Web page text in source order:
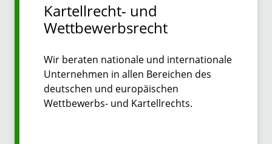
Kartellrecht- und
Wettbewerbsrecht
Wir beraten nationale und internationale
Unternehmen in allen Bereichen des
deutschen und europäischen
Wettbewerbs- und Kartellrechts.